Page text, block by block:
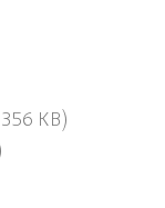
356 KB)